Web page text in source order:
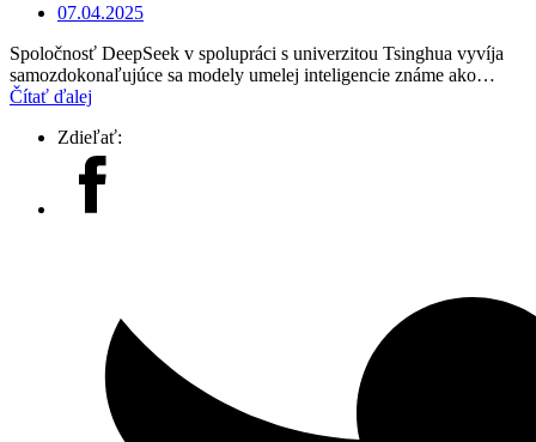
07.04.2025
Spoločnosť DeepSeek v spolupráci s univerzitou Tsinghua vyvíja
samozdokonaľujúce sa modely umelej inteligencie známe ako…
Čítať ďalej
Zdieľať: